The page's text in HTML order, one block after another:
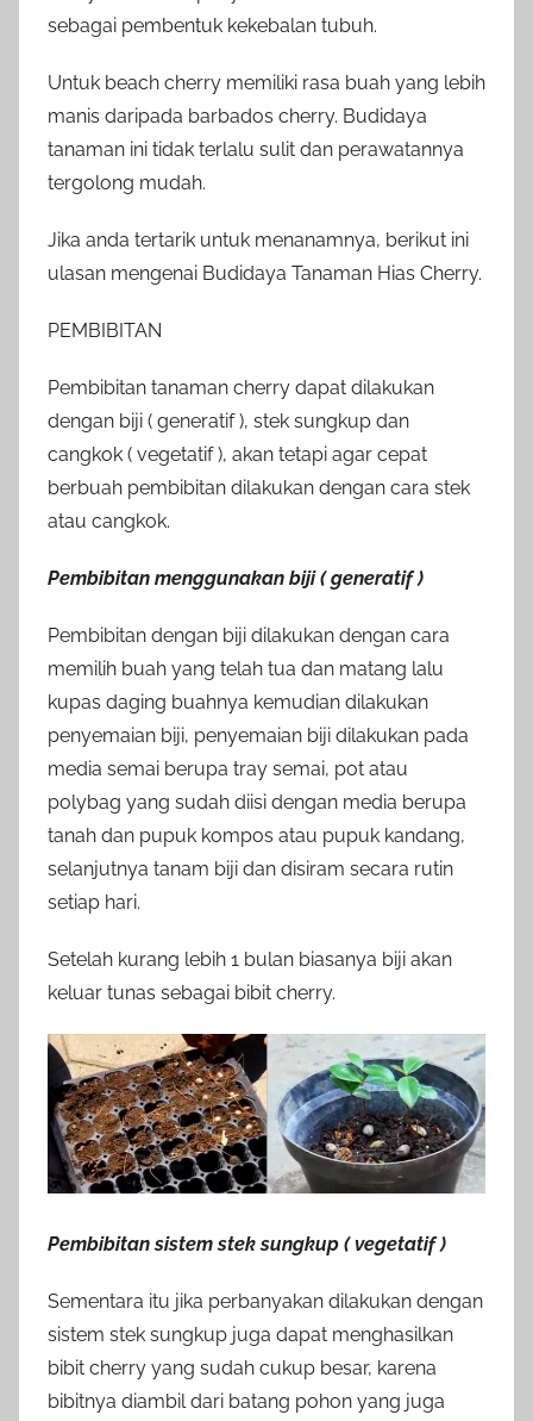
sebagai pembentuk kekebalan tubuh.
Untuk beach cherry memiliki rasa buah yang lebih
manis daripada barbados cherry. Budidaya
tanaman ini tidak terlalu sulit dan perawatannya
tergolong mudah.
Jika anda tertarik untuk menanamnya, berikut ini
ulasan mengenai Budidaya Tanaman Hias Cherry.
PEMBIBITAN
Pembibitan tanaman cherry dapat dilakukan
dengan biji ( generatif ), stek sungkup dan
cangkok ( vegetatif ), akan tetapi agar cepat
berbuah pembibitan dilakukan dengan cara stek
atau cangkok.
Pembibitan menggunakan biji ( generatif )
Pembibitan dengan biji dilakukan dengan cara
memilih buah yang telah tua dan matang lalu
kupas daging buahnya kemudian dilakukan
penyemaian biji, penyemaian biji dilakukan pada
media semai berupa tray semai, pot atau
polybag yang sudah diisi dengan media berupa
tanah dan pupuk kompos atau pupuk kandang,
selanjutnya tanam biji dan disiram secara rutin
setiap hari.
Setelah kurang lebih 1 bulan biasanya biji akan
keluar tunas sebagai bibit cherry.
Pembibitan sistem stek sungkup ( vegetatif )
Sementara itu jika perbanyakan dilakukan dengan
sistem stek sungkup juga dapat menghasilkan
bibit cherry yang sudah cukup besar, karena
bibitnya diambil dari batang pohon yang juga